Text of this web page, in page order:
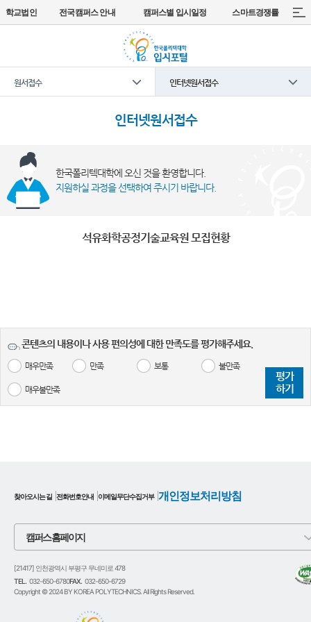
학교법인 전국캠퍼스 안내 캠퍼스별 입시일정 스마트경쟁률
원서접수 인터넷원서접수
인터넷원서접수
한국폴리텍대학에 오신 것을 환영합니다.
지원하실 과정을 선택하여 주시기 바랍니다.
석유화학공정기술교육원 모집현황
콘텐츠의 내용이나 사용 편의성에 대한 만족도를 평가해주세요.
매우만족 만족 보통 불만족
매우불만족
평가
하기
찾아오시는 길 전화번호안내 이메일무단수집거부 개인정보처리방침
캠퍼스 홈페이지
[21417] 인천광역시 부평구 무네미로 478
TEL. 032-650-6780FAX. 032-650-6729
Copyright © 2024 BY KOREA POLYTECHNICS. All Rights Reserved.